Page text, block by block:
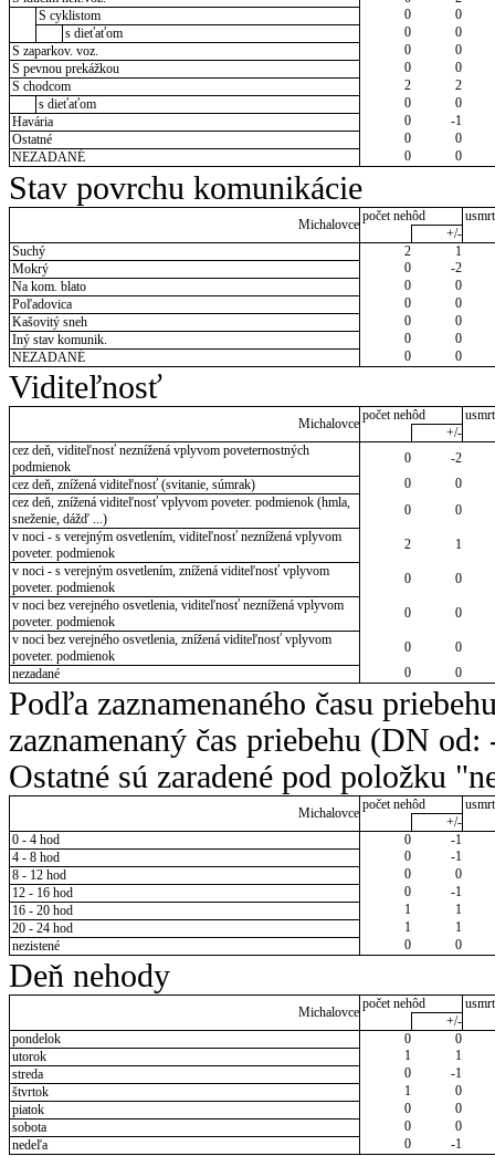
S cyklistom
0
0
s dieťaťom
0
0
S zaparkov. voz.
0
0
S pevnou prekážkou
0
0
S chodcom
2
2
s dieťaťom
0
0
Havária
0
-1
Ostatné
0
0
NEZADANÉ
0 0
Stav povrchu komunikácie
Michalovce
počet nehôd
+/-
Suchý
2
1
Mokrý
0
-2
Na kom. blato
0
0
Poľadovica
0
0
Kašovitý sneh
0
0
Iný stav komunik.
0
0
NEZADANÉ
0 0
Viditeľnosť
Michalovce
počet nehôd
+/-
cez deň, viditeľnosť neznížená vplyvom poveternostných
podmienok
0
-2
cez deň, znížená viditeľnosť (svitanie, súmrak)
0
0
cez deň, znížená viditeľnosť vplyvom poveter. podmienok (hmla,
sneženie, dážď ...)
0
0
v noci - s verejným osvetlením, viditeľnosť neznížená vplyvom
poveter. podmienok
2
1
v noci - s verejným osvetlením, znížená viditeľnosť vplyvom
poveter. podmienok
0
0
v noci bez verejného osvetlenia, viditeľnosť neznížená vplyvom
poveter. podmienok
0
0
v noci bez verejného osvetlenia, znížená viditeľnosť vplyvom
poveter. podmienok
0
0
nezadané
0 0
Podľa zaznamenaného času
zaznamenaný čas priebehu (DN
Ostatné sú zaradené pod položku
Michalovce
počet nehôd
+/-
0 - 4 hod
0
-1
4 - 8 hod
0
-1
8 - 12 hod
0
0
12 - 16 hod
0
-1
16 - 20 hod
1
1
20 - 24 hod
1
1
nezistené
0 0
Deň nehody
Michalovce
počet nehôd
+/-
pondelok
0
0
utorok
1
1
streda
0
-1
štvrtok
1
0
piatok
0
0
sobota
0
0
nedeľa
0 -1